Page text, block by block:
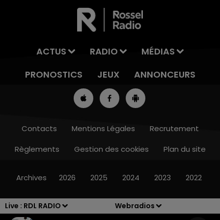
Live : RDL RADIO Webradios
8h00 - 10h00
ACTUS RADIO
MÉDIAS
PRONOSTICS
JEUX ANNONCEURS
Contacts Mentions Légales
Recrutement
Règlements
Gestion des cookies Plan du site
Archives 2026 2025 2024 2023 2022